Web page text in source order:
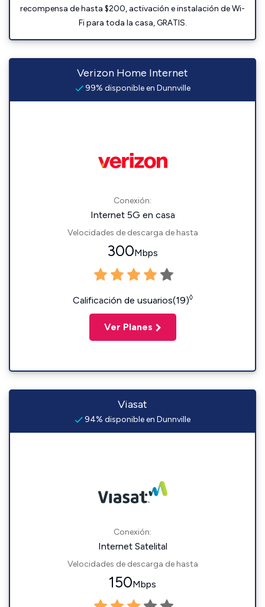
recompensa de hasta $200, activación e instalación de Wi-
Fi para toda la casa, GRATIS.
Verizon Home Internet
99% disponible en Dunnville
Conexión:
Internet 5G en casa
Velocidades de descarga de hasta
300Mbps
Calificación de usuarios(19)◊
Ver Planes
Viasat
94% disponible en Dunnville
Conexión:
Internet Satelital
Velocidades de descarga de hasta
150Mbps